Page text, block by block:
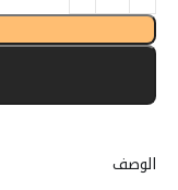
الوصف